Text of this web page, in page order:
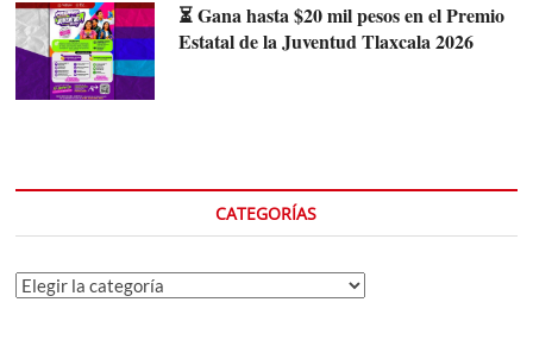
⏳ Gana hasta $20 mil pesos en el Premio
Estatal de la Juventud Tlaxcala 2026
CATEGORÍAS
Categorías